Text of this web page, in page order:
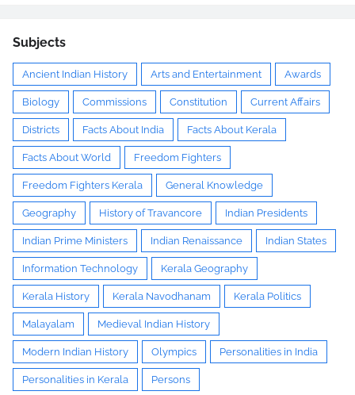
Subjects
Ancient Indian History Arts and Entertainment Awards
Biology Commissions Constitution Current Affairs
Districts Facts About India Facts About Kerala
Facts About World Freedom Fighters
Freedom Fighters Kerala General Knowledge
Geography History of Travancore Indian Presidents
Indian Prime Ministers Indian Renaissance Indian States
Information Technology Kerala Geography
Kerala History Kerala Navodhanam Kerala Politics
Malayalam Medieval Indian History
Modern Indian History Olympics Personalities in India
Personalities in Kerala Persons